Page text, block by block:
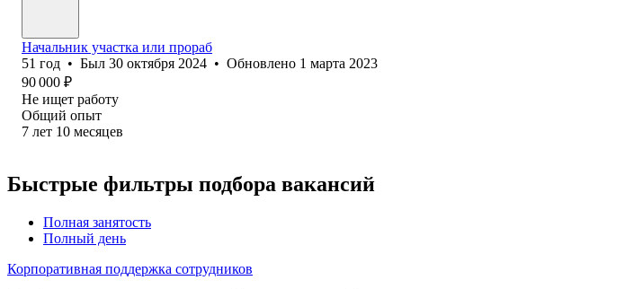
Начальник участка или прораб
51 год • Был 30 октября 2024 • Обновлено 1 марта 2023
90 000 ₽
Не ищет работу
Общий опыт
7 лет 10 месяцев
Быстрые фильтры подбора вакансий
Полная занятость
Полный день
Корпоративная поддержка сотрудников